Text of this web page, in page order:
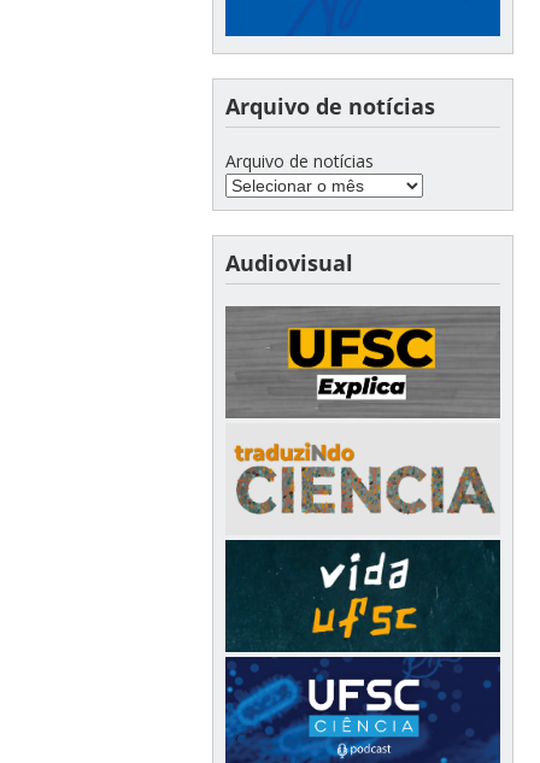
Arquivo de notícias
Arquivo de notícias
Audiovisual